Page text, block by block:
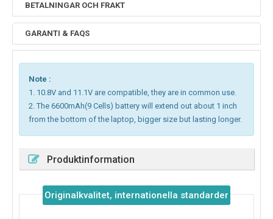
BETALNINGAR OCH FRAKT
GARANTI & FAQS
Note :
1. 10.8V and 11.1V are compatible, they are in common use.
2. The 6600mAh(9 Cells) battery will extend out about 1 inch
from the bottom of the laptop, bigger size but lasting longer.
Produktinformation
Originalkvalitet, internationella standarder